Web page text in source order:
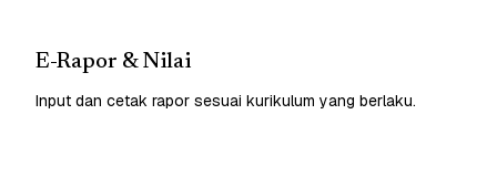
E-Rapor & Nilai
Input dan cetak rapor sesuai kurikulum yang berlaku.